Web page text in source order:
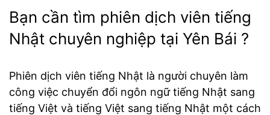
Bạn cần tìm phiên dịch viên tiếng
Nhật chuyên nghiệp tại Yên Bái ?
Phiên dịch viên tiếng Nhật là người chuyên làm
công việc chuyển đổi ngôn ngữ tiếng Nhật sang
tiếng Việt và tiếng Việt sang tiếng Nhật một cách